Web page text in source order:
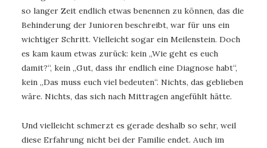
so langer Zeit endlich etwas benennen zu können, das die
Behinderung der Junioren beschreibt, war für uns ein
wichtiger Schritt. Vielleicht sogar ein Meilenstein. Doch
es kam kaum etwas zurück: kein „Wie geht es euch
damit?“, kein „Gut, dass ihr endlich eine Diagnose habt“,
kein „Das muss euch viel bedeuten“. Nichts, das geblieben
wäre. Nichts, das sich nach Mittragen angefühlt hätte.
Und vielleicht schmerzt es gerade deshalb so sehr, weil
diese Erfahrung nicht bei der Familie endet. Auch im